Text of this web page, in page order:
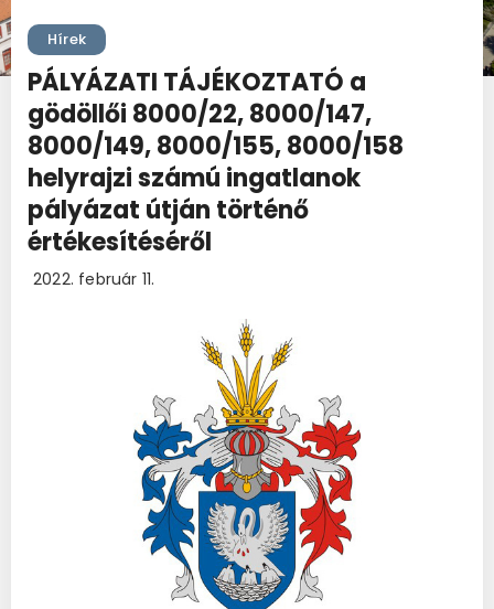
Hírek
PÁLYÁZATI TÁJÉKOZTATÓ a
gödöllői 8000/22, 8000/147,
8000/149, 8000/155, 8000/158
helyrajzi számú ingatlanok
pályázat útján történő
értékesítéséről
2022. február 11.